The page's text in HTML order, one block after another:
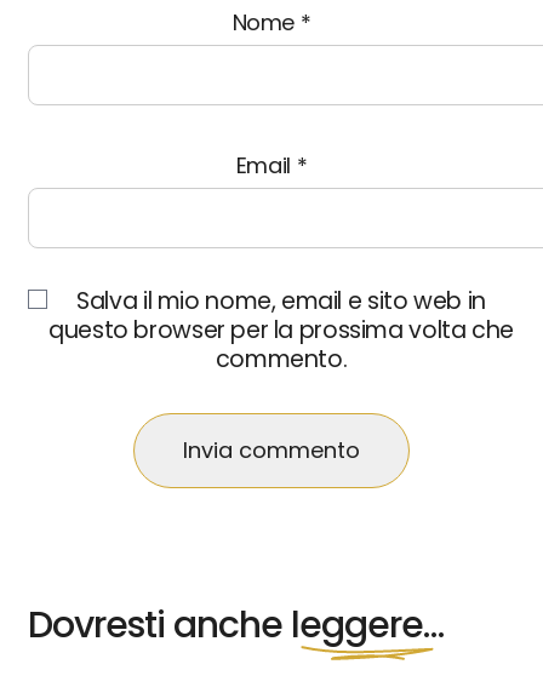
Nome *
Email *
Salva il mio nome, email e sito web in
questo browser per la prossima volta che
commento.
Dovresti anche leggere…